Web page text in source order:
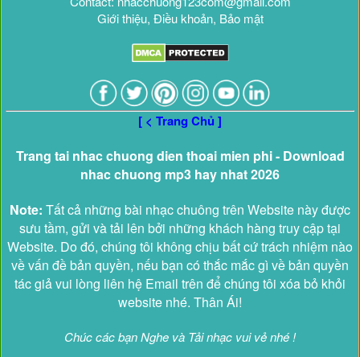
Giới thiệu, Điều khoản, Bảo mật
[ < Trang Chủ ]
Trang tai nhac chuong dien thoai mien phi - Download
nhac chuong mp3 hay nhat 2026
Note: Tất cả những bài nhạc chuông trên Website này được
sưu tầm, gửi và tải lên bởi những khách hàng truy cập tại
Website. Do đó, chúng tôi không chịu bất cứ trách nhiệm nào
về vấn đề bản quyền, nếu bạn có thắc mắc gì về bản quyền
tác giả vui lòng liên hệ Email trên để chúng tôi xóa bỏ khỏi
website nhé. Thân Ái!
Chúc các bạn Nghe và Tải nhạc vui vẻ nhé !